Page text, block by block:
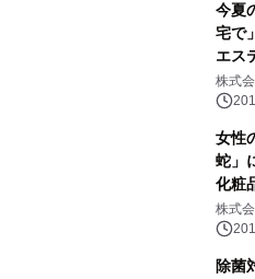
今夏
宅で
エス
満々
株式
女性
蛇」
化粧
の成
株式
除菌